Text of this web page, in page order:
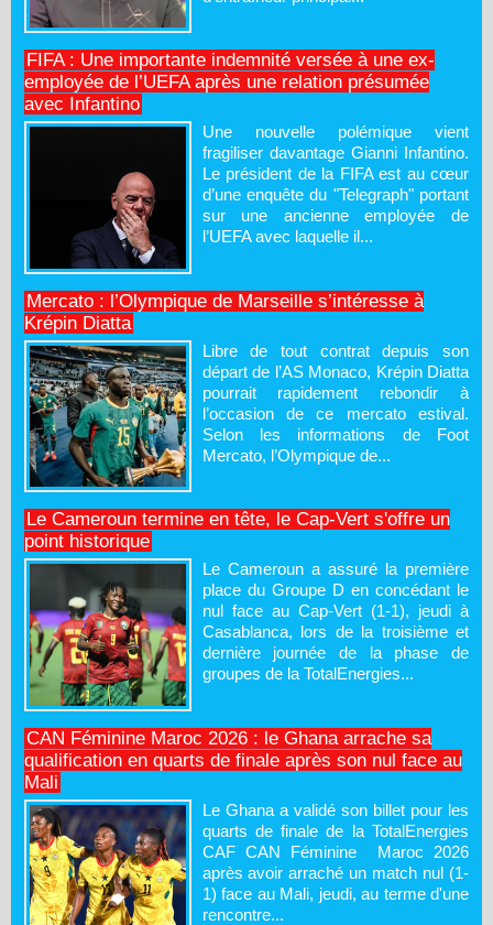
FIFA : Une importante indemnité versée à une ex-
employée de l’UEFA après une relation présumée
avec Infantino
Une nouvelle polémique vient
fragiliser davantage Gianni Infantino.
Le président de la FIFA est au cœur
d’une enquête du "Telegraph" portant
sur une ancienne employée de
l’UEFA avec laquelle il...
Mercato : l’Olympique de Marseille s’intéresse à
Krépin Diatta
Libre de tout contrat depuis son
départ de l’AS Monaco, Krépin Diatta
pourrait rapidement rebondir à
l’occasion de ce mercato estival.
Selon les informations de Foot
Mercato, l’Olympique de...
Le Cameroun termine en tête, le Cap-Vert s'offre un
point historique
Le Cameroun a assuré la première
place du Groupe D en concédant le
nul face au Cap-Vert (1-1), jeudi à
Casablanca, lors de la troisième et
dernière journée de la phase de
groupes de la TotalEnergies...
CAN Féminine Maroc 2026 : le Ghana arrache sa
qualification en quarts de finale après son nul face au
Mali
Le Ghana a validé son billet pour les
quarts de finale de la TotalEnergies
CAF CAN Féminine Maroc 2026
après avoir arraché un match nul (1-
1) face au Mali, jeudi, au terme d'une
rencontre...